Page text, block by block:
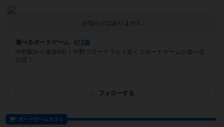
お知らせはありません
遊べるボードゲーム
473個
中野駅から徒歩4分！中野ブロードウェイ近くでボードゲームが遊べる
お店！
フォローする
ボードゲームカフェ